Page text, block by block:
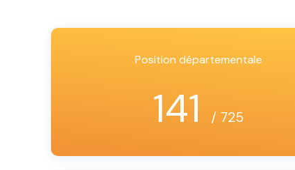
Position départementale
141 / 725